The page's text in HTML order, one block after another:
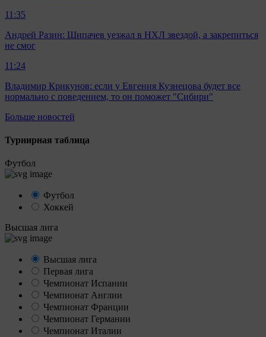
11:35
Андрей Разин: Шипачев уезжал в НХЛ звездой, а закрепиться
не смог
11:24
Владимир Крикунов: если у Евгения Кузнецова будет все
нормально с поведением, то он поможет "Сибири"
Больше новостей
Турнирная таблица
Футбол
Футбол
Хоккей
Высшая лига
Высшая лига
Первая лига
Чемпионат Испании
Чемпионат Англии
Чемпионат Франции
Чемпионат Германии
Чемпионат Италии